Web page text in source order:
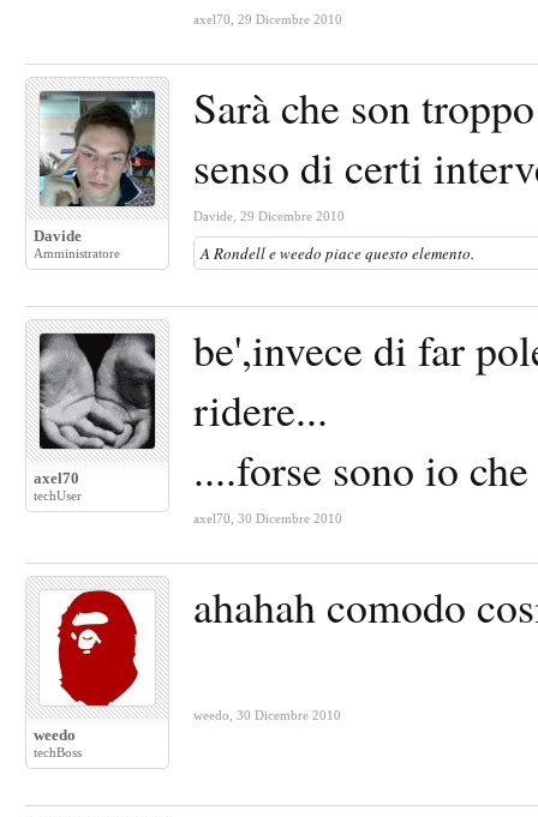
axel70 29 Dicembre 2010
Davide
Amministratore
Sarà che son
senso di certi
Davide 29 Dicembre 2010
A Rondelleweedo piace questo elemento.
axel70
techUser
be',invece di far
ridere...
....forse sono io
axel70 30 Dicembre 2010
weedo
techBoss
ahahah comodo
weedo 30 Dicembre 2010